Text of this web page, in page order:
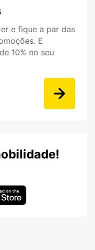
e fique a par das
E
10% no seu